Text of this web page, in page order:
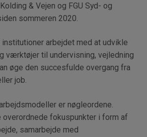
& Vejen og FGU Syd- og
sommeren 2020.
institutioner arbejdet med at udvikle
værktøjer til undervisning, vejledning
øge den succesfulde overgang fra
job.
er nøgleordene.
overordnede fokuspunkter i form af
samarbejde med